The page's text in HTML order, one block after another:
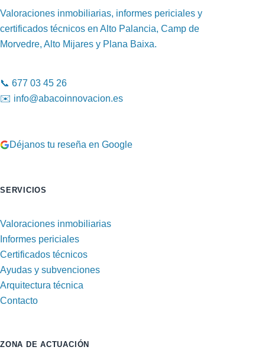
Valoraciones inmobiliarias, informes periciales y
certificados técnicos en Alto Palancia, Camp de
Morvedre, Alto Mijares y Plana Baixa.
📞 677 03 45 26
✉️ info@abacoinnovacion.es
Déjanos tu reseña en Google
SERVICIOS
Valoraciones inmobiliarias
Informes periciales
Certificados técnicos
Ayudas y subvenciones
Arquitectura técnica
Contacto
ZONA DE ACTUACIÓN